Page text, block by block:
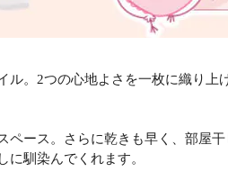
ル。2つの心地よさを一枚に織り上
ペース。さらに乾きも早く、部屋
馴染んでくれます。